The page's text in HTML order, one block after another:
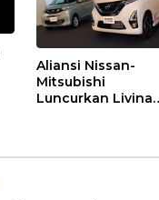
Aliansi Nissan-
Mitsubishi
Luncurkan Livina